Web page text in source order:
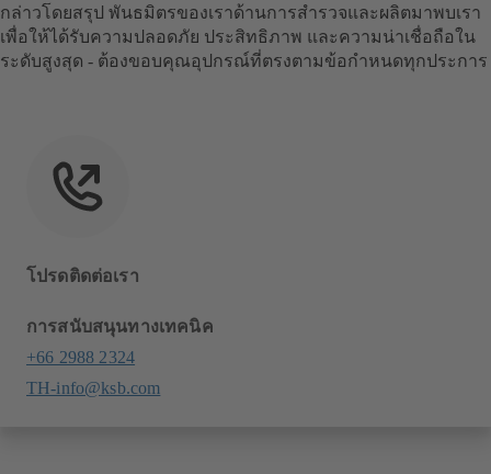
กล่าวโดยสรุป พันธมิตรของเราด้านการสำรวจและผลิตมาพบเรา
เพื่อให้ได้รับความปลอดภัย ประสิทธิภาพ และความน่าเชื่อถือใน
ระดับสูงสุด - ต้องขอบคุณอุปกรณ์ที่ตรงตามข้อกำหนดทุกประการ
โปรดติดต่อเรา
การสนับสนุนทางเทคนิค
+66 2988 2324
TH-info@ksb.com